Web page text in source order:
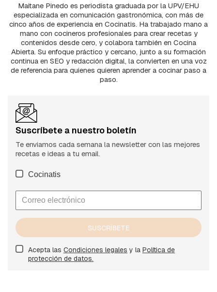
Maitane Pinedo es periodista graduada por la UPV/EHU
especializada en comunicación gastronómica, con más de
cinco años de experiencia en Cocinatis. Ha trabajado mano a
mano con cocineros profesionales para crear recetas y
contenidos desde cero, y colabora también en Cocina
Abierta. Su enfoque práctico y cercano, junto a su formación
continua en SEO y redacción digital, la convierten en una voz
de referencia para quienes quieren aprender a cocinar paso a
paso.
Suscríbete a nuestro boletín
Te enviamos cada semana la newsletter con las mejores
recetas e ideas a tu email.
Cocinatis
SUSCRÍBETE
Acepta las Condiciones legales y la Política de
protección de datos.